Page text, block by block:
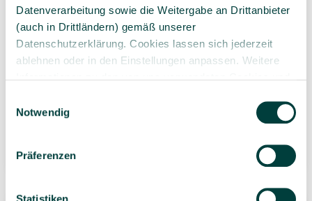
Datenverarbeitung sowie die Weitergabe an Drittanbieter
(auch in Drittländern) gemäß unserer
Datenschutzerklärung. Cookies lassen sich jederzeit
ablehnen oder in den Einstellungen anpassen. Weitere
schutz­erklärung
Notwendig
Präferenzen
Buchpaket "Ich und die
anderen"
7 Stück
ELVIRAS Bastelkarton,
220 g/m², 50 x 70 cm,
Vorteilspack, 12-farbig